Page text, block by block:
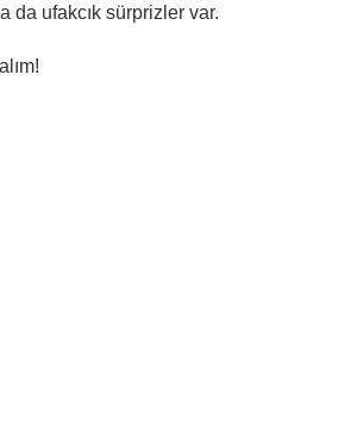
da ufakcık sürprizler var.